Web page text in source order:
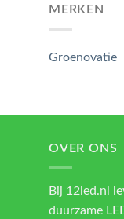
MERKEN
Groenovatie
OVER ONS
Bij 12led.nl
duurzame